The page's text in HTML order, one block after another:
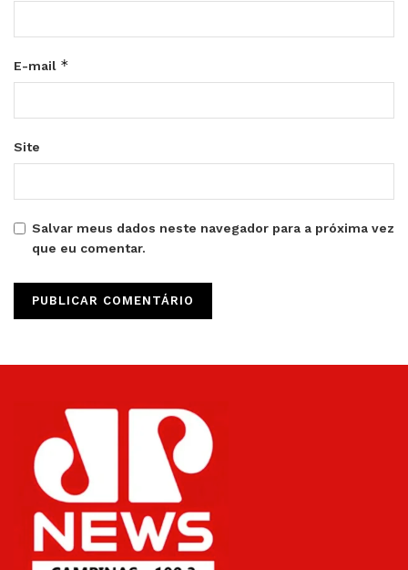
E-mail *
Site
Salvar meus dados neste navegador para a próxima vez
que eu comentar.